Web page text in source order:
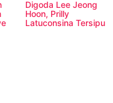
Digoda Lee Jeong
Hoon, Prilly
Latuconsina Tersipu